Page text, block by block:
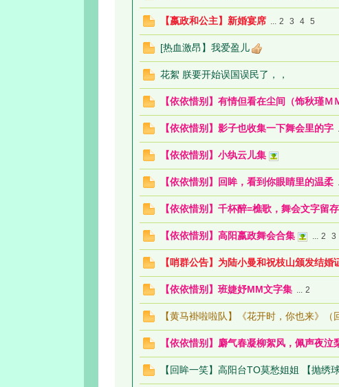
论
【嬴政和公主】新婚宴席 ... 2 3 4 5
[热血激昂】我爱盈儿
花絮 朕要开始误国误民了，，
【依依惜别】有情但看在尘间（饰秋瑾Ｍ
【依依惜别】影子也收集一下舞会里的字
【依依惜别】小纨云儿集
【依依惜别】回眸，看到你眼睛里的温柔
【依依惜别】千杯醉=樵歌，舞会文字留存
【依依惜别】高阳嬴政舞会合集 ... 2 3
【哨群公告】为陆小曼和祝枝山颁发结婚
【依依惜别】班婕妤MM文字集 ... 2
【黄马褂啦啦队】《花开时，你也来》（
【依依惜别】麝气春凝柳絮风，佩声夜
【回眸一笑】高阳台TO莫愁姐姐 【抛绣